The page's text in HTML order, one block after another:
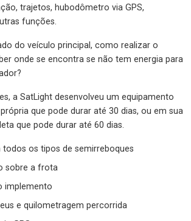
trajetos, hubodômetro via GPS,
funções.
do veículo principal, como realizar o
onde se encontra se não tem energia para
a SatLight desenvolveu um equipamento
que pode durar até 30 dias, ou em sua
que pode durar até 60 dias.
os tipos de semirreboques
sobre a frota
implemento
e quilometragem percorrida